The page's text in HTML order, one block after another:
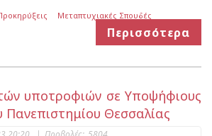
Μεταπτυχιακές Σπουδές
Περισσότερα
υποτροφιών σε Υποψήφιους
Πανεπιστημίου Θεσσαλίας